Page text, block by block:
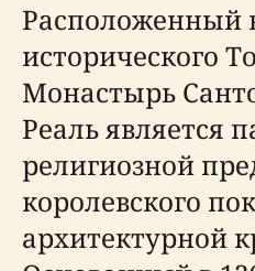
Расположенный
исторического
Монастырь
Реаль является
религиозной
королевского
архитектурной